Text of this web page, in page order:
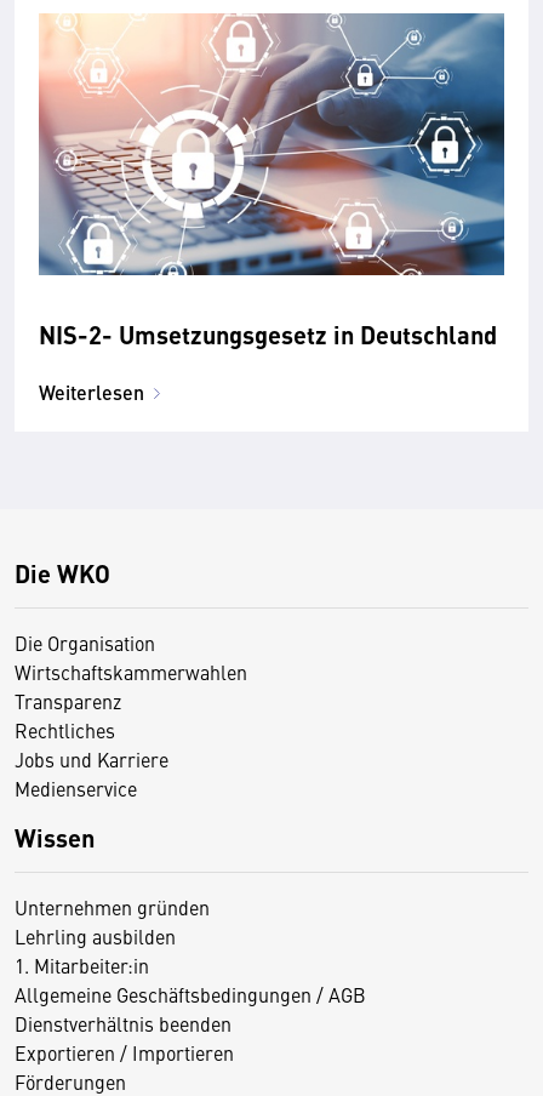
NIS-2- Umsetzungsgesetz in Deutschland
Weiterlesen
Die WKO
Die Organisation
Wirtschaftskammerwahlen
Transparenz
Rechtliches
Jobs und Karriere
Medienservice
Wissen
Unternehmen gründen
Lehrling ausbilden
1. Mitarbeiter:in
Allgemeine Geschäftsbedingungen / AGB
Dienstverhältnis beenden
Exportieren / Importieren
Förderungen